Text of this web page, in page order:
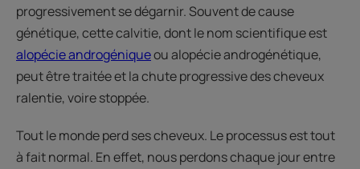
progressivement se dégarnir. Souvent de cause
génétique, cette calvitie, dont le nom scientifique est
alopécie androgéniqueou alopécie androgénétique,
peut être traitée et la chute progressive des cheveux
ralentie, voire stoppée.
Tout le monde perd ses cheveux. Le processus est tout
à fait normal. En effet, nous perdons chaque jour entre